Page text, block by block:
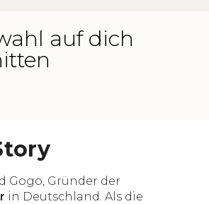
auf dich
Gogo, Gründer der
in Deutschland. Als die